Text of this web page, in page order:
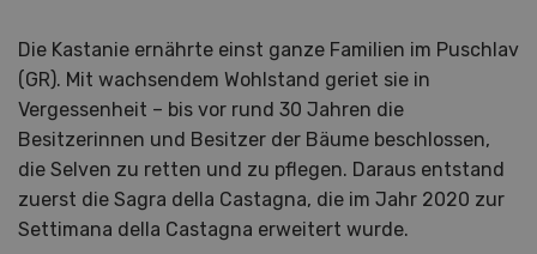
Die Kastanie ernährte einst ganze Familien im Puschlav
(GR). Mit wachsendem Wohlstand geriet sie in
Vergessenheit – bis vor rund 30 Jahren die
Besitzerinnen und Besitzer der Bäume beschlossen,
die Selven zu retten und zu pflegen. Daraus entstand
zuerst die Sagra della Castagna, die im Jahr 2020 zur
Settimana della Castagna erweitert wurde.